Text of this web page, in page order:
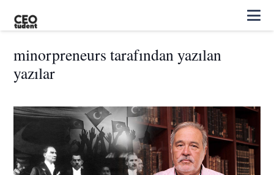
minorpreneurs tarafından yazılan
yazılar